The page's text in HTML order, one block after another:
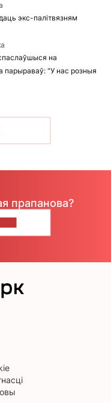
экс-палітвязням
на
парыраваў: "У нас розныя
прапанова?